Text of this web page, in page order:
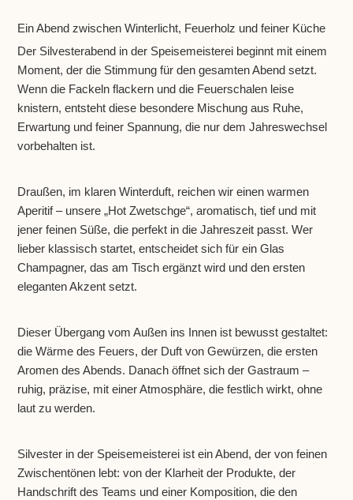
Ein Abend zwischen Winterlicht, Feuerholz und feiner Küche
Der Silvesterabend in der Speisemeisterei beginnt mit einem
Moment, der die Stimmung für den gesamten Abend setzt.
Wenn die Fackeln flackern und die Feuerschalen leise
knistern, entsteht diese besondere Mischung aus Ruhe,
Erwartung und feiner Spannung, die nur dem Jahreswechsel
vorbehalten ist.
Draußen, im klaren Winterduft, reichen wir einen warmen
Aperitif – unsere „Hot Zwetschge“, aromatisch, tief und mit
jener feinen Süße, die perfekt in die Jahreszeit passt. Wer
lieber klassisch startet, entscheidet sich für ein Glas
Champagner, das am Tisch ergänzt wird und den ersten
eleganten Akzent setzt.
Dieser Übergang vom Außen ins Innen ist bewusst gestaltet:
die Wärme des Feuers, der Duft von Gewürzen, die ersten
Aromen des Abends. Danach öffnet sich der Gastraum –
ruhig, präzise, mit einer Atmosphäre, die festlich wirkt, ohne
laut zu werden.
Silvester in der Speisemeisterei ist ein Abend, der von feinen
Zwischentönen lebt: von der Klarheit der Produkte, der
Handschrift des Teams und einer Komposition, die den